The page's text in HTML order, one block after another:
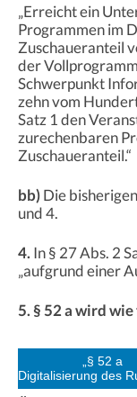
„Erreicht ein
Programmen im
Zuschaueranteil
der
Schwerpunkt
zehn vom
Satz 1 den
zurechenbaren
Zuschaueranteil.“
bb)Die
und 4.
4. In § 27 Abs. 2
„aufgrund einer
5. § 52 a wird
„§ 52 a
Digitalisierung des